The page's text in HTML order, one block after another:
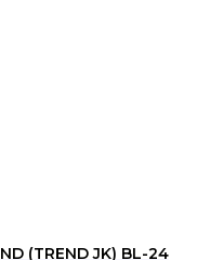
(TREND JK) BL-24